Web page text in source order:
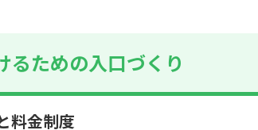
るための入口づくり
料金制度